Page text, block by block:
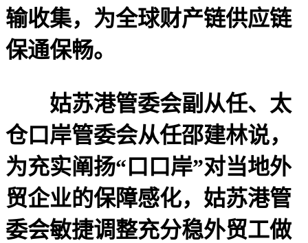
输收集，为全球财产链供应链
保通保畅。
姑苏港管委会副从任、太
仓口岸管委会从任邵建林说，
为充实阐扬“口口岸”对当地外
贸企业的保障感化，姑苏港管
委会敏捷调整充分稳外贸工做